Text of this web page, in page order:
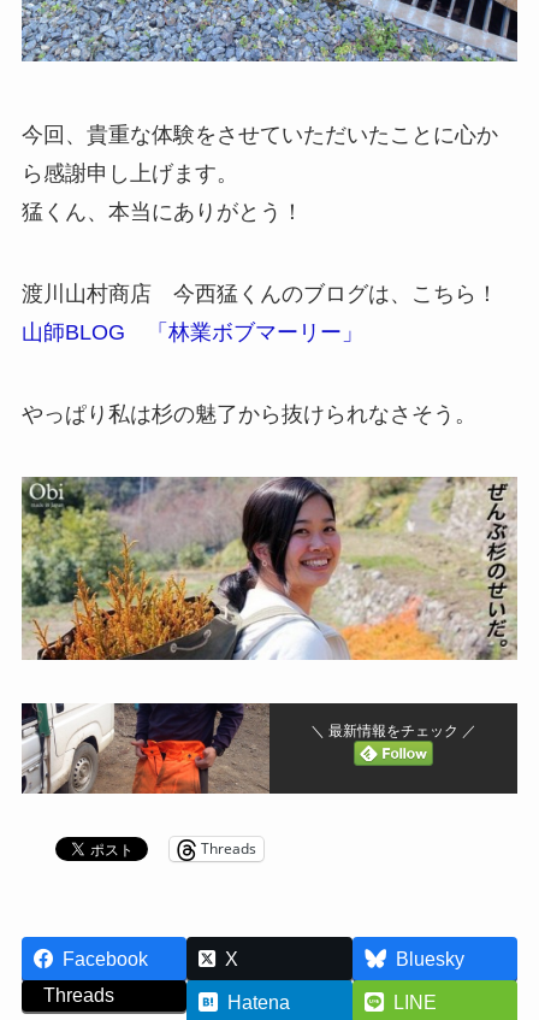
今回、貴重な体験をさせていただいたことに心か
ら感謝申し上げます。
猛くん、本当にありがとう！
渡川山村商店 今西猛くんのブログは、こちら！
山師BLOG 「林業ボブマーリー」
やっぱり私は杉の魅了から抜けられなさそう。
＼ 最新情報をチェック ／
Threads
Facebook X
Bluesky
Threads
Hatena LINE